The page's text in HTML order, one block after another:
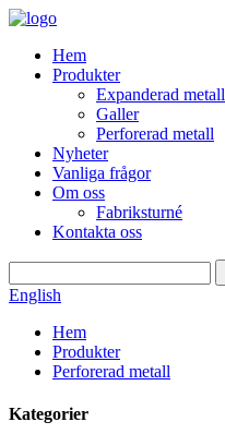
Hem
Produkter
Expanderad metall
Galler
Perforerad metall
Nyheter
Vanliga frågor
Om oss
Fabriksturné
Kontakta oss
English
Hem
Produkter
Perforerad metall
Kategorier